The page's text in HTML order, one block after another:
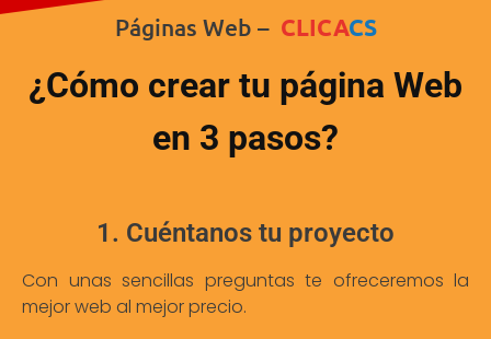
Páginas Web – CLICACS
¿Cómo crear tu página Web
en 3 pasos?
1. Cuéntanos tu proyecto
Con unas sencillas preguntas te ofreceremos la
mejor web al mejor precio.